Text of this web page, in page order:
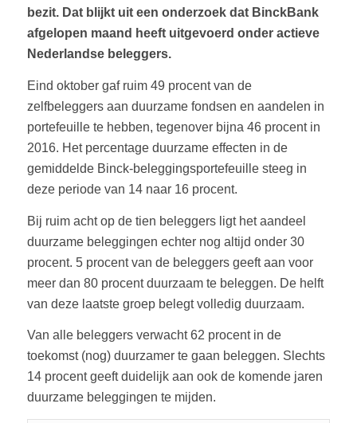
bezit. Dat blijkt uit een onderzoek dat BinckBank
afgelopen maand heeft uitgevoerd onder actieve
Nederlandse beleggers.
Eind oktober gaf ruim 49 procent van de
zelfbeleggers aan duurzame fondsen en aandelen in
portefeuille te hebben, tegenover bijna 46 procent in
2016. Het percentage duurzame effecten in de
gemiddelde Binck-beleggingsportefeuille steeg in
deze periode van 14 naar 16 procent.
Bij ruim acht op de tien beleggers ligt het aandeel
duurzame beleggingen echter nog altijd onder 30
procent. 5 procent van de beleggers geeft aan voor
meer dan 80 procent duurzaam te beleggen. De helft
van deze laatste groep belegt volledig duurzaam.
Van alle beleggers verwacht 62 procent in de
toekomst (nog) duurzamer te gaan beleggen. Slechts
14 procent geeft duidelijk aan ook de komende jaren
duurzame beleggingen te mijden.